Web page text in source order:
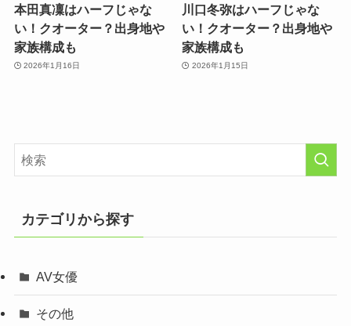
本田真凜はハーフじゃな
い！クオーター？出身地や
家族構成も
2026年1月16日
川口冬弥はハーフじゃな
い！クオーター？出身地や
家族構成も
2026年1月15日
カテゴリから探す
AV女優
その他